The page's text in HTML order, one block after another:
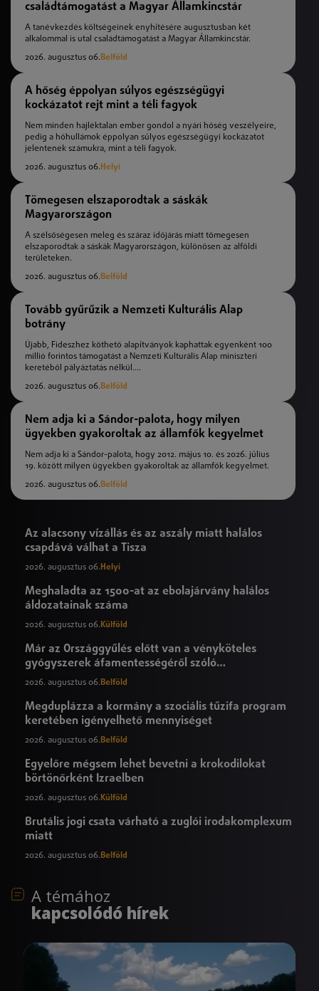
családtámogatást a Magyar Államkincstár
A tanévkezdés költségeinek enyhítésére augusztusban két
alkalommal is utal családtámogatást a Magyar Államkincstár.
2026. augusztus 06.Belföld
A hőség éppolyan súlyos egészségügyi
kockázatot rejt mint a téli fagyok
Nem minden hajléktalan ember gondol a nyári hőség veszélyeire,
pedig a hőhullámok éppolyan súlyos egészségügyi kockázatot
jelentenek számukra, mint a téli fagyok.
2026. augusztus 06. Helyi
Tömegesen elszaporodtak a sáskák
Magyarországon
A szélsőségesen meleg és száraz időjárás miatt tömegesen
elszaporodtak a sáskák Magyarországon, különösen az alföldi
területeken.
2026. augusztus 06.Belföld
Tovább gyűrűzik a Nemzeti Kulturális Alap
botrány
Újabb, Fideszhez köthető alapítványok kaphattak egyenként 100
millió forintos támogatást a Nemzeti Kulturális Alap miniszteri
keretéből pályáztatás nélkül....
2026. augusztus 06.Belföld
Nem adja ki a Sándor-palota, hogy milyen
ügyekben gyakoroltak az államfők kegyelmet
Nem adja ki a Sándor-palota, hogy 2012. május 10. és 2026. július
19. között milyen ügyekben gyakoroltak az államfők kegyelmet.
2026. augusztus 06.Belföld
Az alacsony vízállás és az aszály miatt halálos
csapdává válhat a Tisza
2026. augusztus 06. Helyi
Meghaladta az 1500-at az ebolajárvány halálos
áldozatainak száma
2026. augusztus 06. Külföld
Már az Országgyűlés előtt van a vényköteles
gyógyszerek áfamentességéről szóló
törvényjavaslat
2026. augusztus 06.Belföld
Megduplázza a kormány a szociális tűzifa program
keretében igényelhető mennyiséget
2026. augusztus 06.Belföld
Egyelőre mégsem lehet bevetni a krokodilokat
börtönőrként Izraelben
2026. augusztus 06. Külföld
Brutális jogi csata várható a zuglói irodakomplexum
miatt
2026. augusztus 06.Belföld
A témához
kapcsolódó hírek